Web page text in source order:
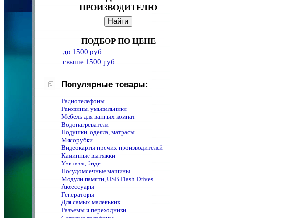
ПРОИЗВОДИТЕЛЮ
ПОДБОР ПО ЦЕНЕ
до 1500 руб
свыше 1500 руб
Популярные товары:
Радиотелефоны
Раковины, умывальники
Мебель для ванных комнат
Водонагреватели
Подушки, одеяла, матрасы
Мясорубки
Видеокарты прочих производителей
Каминные вытяжки
Унитазы, биде
Посудомоечные машины
Модули памяти, USB Flash Drives
Аксессуары
Генераторы
Для самых маленьких
Разъемы и переходники